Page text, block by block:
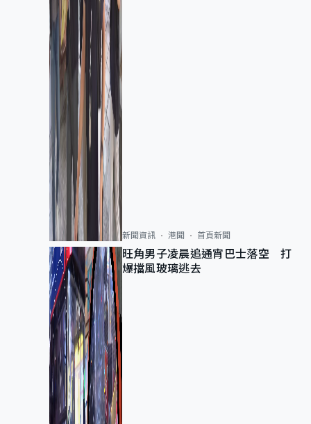
新聞資訊 港聞 首頁新聞
旺角男子凌晨追通宵巴士落空 打
爆擋風玻璃逃去